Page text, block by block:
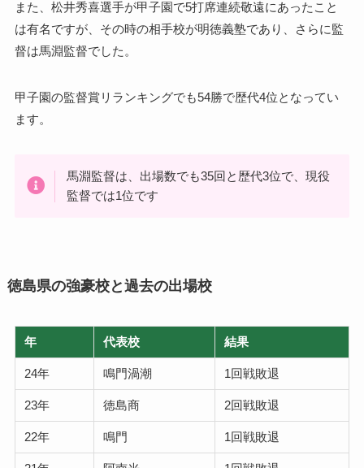
また、松井秀喜選手が甲子園で5打席連続敬遠にあったこと
は有名ですが、その時の相手校が明徳義塾であり、さらに監
督は馬淵監督でした。
甲子園の監督賞リランキングでも54勝で歴代4位となってい
ます。
馬淵監督は、出場数でも35回と歴代3位で、現役
監督では1位です
徳島県の強豪校と過去の出場校
年 代表校 結果
24年 鳴門渦潮 1回戦敗退
23年 徳島商 2回戦敗退
22年 鳴門 1回戦敗退